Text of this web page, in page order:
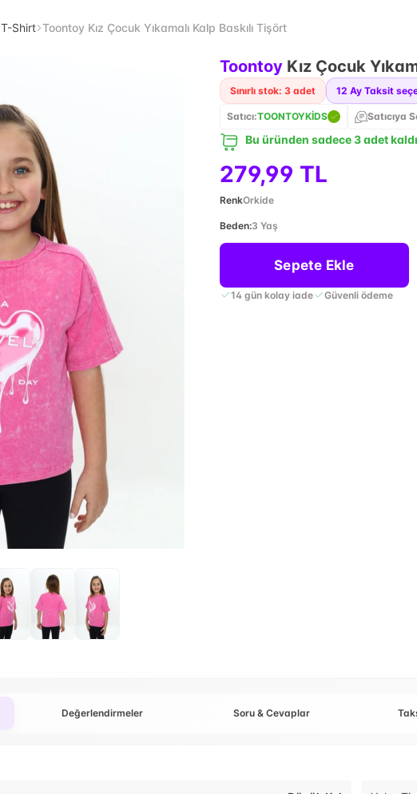
T-Shirt Toontoy Kız Çocuk Yıkamalı Kalp Baskılı Tişört
Toontoy Kız Çocuk
Sınırlı stok: 3 adet 12 Ay Taksit
Satıcı:TOONTOYKİDS Satıcıya
Bu üründen sadece 3 adet
279,99 TL
RenkOrkide
Beden:3 Yaş
Sepete Ekle
14 gün kolay iade Güvenli ödeme
Değerlendirmeler Soru & Cevaplar